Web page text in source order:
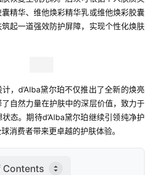
精华、维他焕彩精华乳或维他焕彩胶囊
起一道强效防护屏障，实现个性化焕肤
，d’Alba黛尔珀不仅推出了全新的焕亮
自然力量在护肤中的深层价值，致力于
态。期待d’Alba黛尔珀继续引领纯净护
消费者带来更卓越的护肤体验。
Contents